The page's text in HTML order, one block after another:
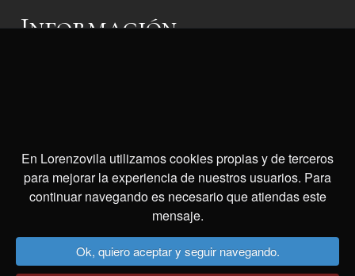
Información
Pedir cita
Dirección Ourense
En Lorenzovila utilizamos cookies propias y de terceros
para mejorar la experiencia de nuestros usuarios. Para
continuar navegando es necesario que atiendas este
mensaje.
Ok, quiero aceptar y seguir navegando.